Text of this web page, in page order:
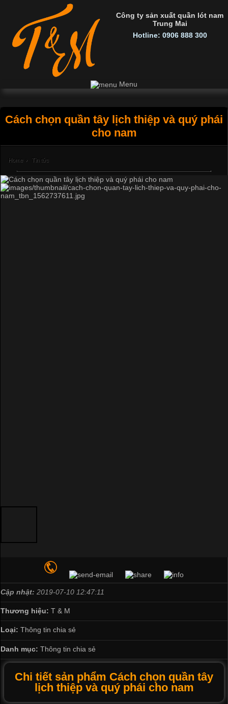
Công ty sản xuất quần lót nam
Trung Mai
Hotline: 0906 888 300
Menu
Cách chọn quần tây lịch thiệp và quý phái
cho nam
Home › Tin tức
Cập nhật: 2019-07-10 12:47:11
Thương hiệu: T & M
Loại: Thông tin chia sẻ
Danh mục: Thông tin chia sẻ
Chi tiết sản phẩm Cách chọn quần tây
lịch thiệp và quý phái cho nam